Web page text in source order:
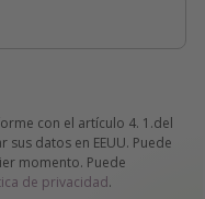
con el artículo 4. 1.del
datos en EEUU. Puede
momento. Puede
de privacidad.